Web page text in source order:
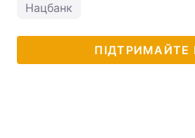
Нацбанк
ПІДТРИМАЙТЕ